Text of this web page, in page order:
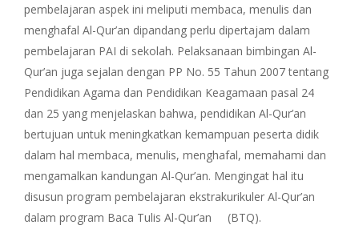
pembelajaran aspek ini meliputi membaca, menulis dan
menghafal Al-Qur’an dipandang perlu dipertajam dalam
pembelajaran PAI di sekolah. Pelaksanaan bimbingan Al-
Qur’an juga sejalan dengan PP No. 55 Tahun 2007 tentang
Pendidikan Agama dan Pendidikan Keagamaan pasal 24
dan 25 yang menjelaskan bahwa, pendidikan Al-Qur’an
bertujuan untuk meningkatkan kemampuan peserta didik
dalam hal membaca, menulis, menghafal, memahami dan
mengamalkan kandungan Al-Qur’an. Mengingat hal itu
disusun program pembelajaran ekstrakurikuler Al-Qur’an
dalam program Baca Tulis Al-Qur’an (BTQ).